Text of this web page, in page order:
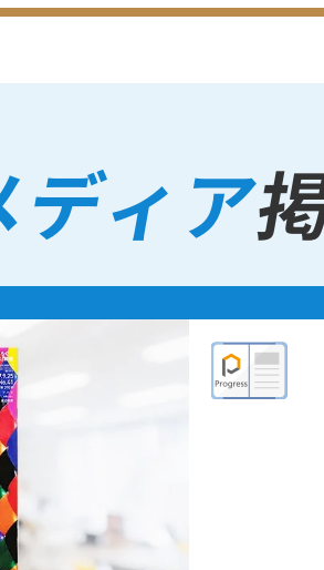
ディア